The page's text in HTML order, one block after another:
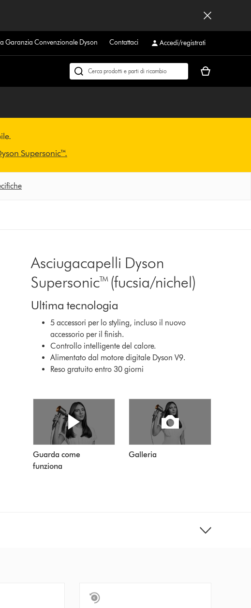
Garanzia Convenzionale Dyson Contattaci Accedi/registrati
Cerca
Il
Supersonic™.
Asciugacapelli Dyson
Supersonic™ (fucsia/nichel)
Ultima tecnologia
5 accessori per lo styling, incluso il nuovo
accessorio per il finish.
Controllo intelligente del calore.
Alimentato dal motore digitale Dyson V9.
Reso gratuito entro 30 giorni
Guarda come
funziona
Galleria